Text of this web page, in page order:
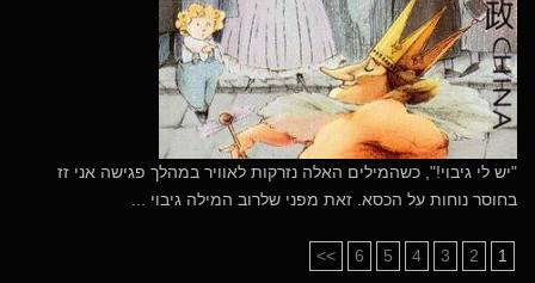
"יש לי גיבוי!", כשהמילים האלה נזרקות לאוויר במהלך פגישה אני זז
בחוסר נוחות על הכסא. זאת מפני שלרוב המילה גיבוי ...
1
2
3
4
5
6
>>